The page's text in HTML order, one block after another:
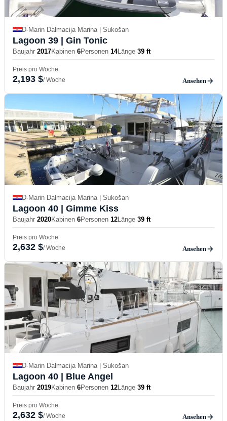
D-Marin Dalmacija Marina | Sukošan
Lagoon 39 | Gin Tonic
Baujahr 2017Kabinen 6Personen 14Länge 39 ft
Preis pro Woche
2,193 $/ Woche Ansehen
D-Marin Dalmacija Marina | Sukošan
Lagoon 40 | Gimme Kiss
Baujahr 2020Kabinen 6Personen 12Länge 39 ft
Preis pro Woche
2,632 $/ Woche Ansehen
D-Marin Dalmacija Marina | Sukošan
Lagoon 40 | Blue Angel
Baujahr 2019Kabinen 6Personen 12Länge 39 ft
Preis pro Woche
2,632 $/ Woche Ansehen